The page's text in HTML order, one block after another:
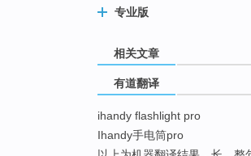
专业版
相关文章
有道翻译
ihandy flashlight pro
Ihandy手电筒pro